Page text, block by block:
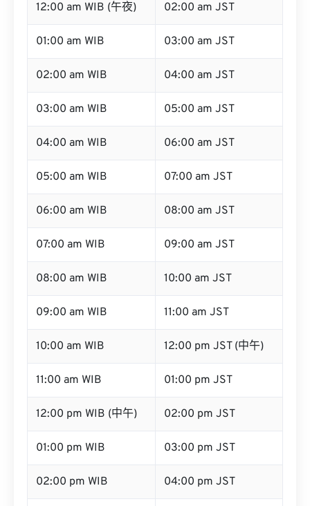
12:00 am WIB (午夜) 02:00 am JST
01:00 am WIB 03:00 am JST
02:00 am WIB 04:00 am JST
03:00 am WIB 05:00 am JST
04:00 am WIB 06:00 am JST
05:00 am WIB 07:00 am JST
06:00 am WIB 08:00 am JST
07:00 am WIB 09:00 am JST
08:00 am WIB 10:00 am JST
09:00 am WIB 11:00 am JST
10:00 am WIB 12:00 pm JST (中午)
11:00 am WIB 01:00 pm JST
12:00 pm WIB (中午) 02:00 pm JST
01:00 pm WIB 03:00 pm JST
02:00 pm WIB 04:00 pm JST